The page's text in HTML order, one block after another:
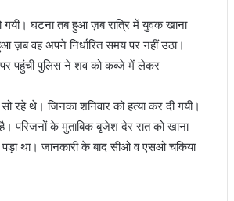
घटना तब हुआ ज़ब रात्रि में युवक खाना
ज़ब वह अपने निर्धारित समय पर नहीं उठा।
पर पहुंची पुलिस ने शव को कब्जे में लेकर
रहे थे। जिनका शनिवार को हत्या कर दी गयी।
परिजनों के मुताबिक बृजेश देर रात को खाना
था। जानकारी के बाद सीओ व एसओ चकिया